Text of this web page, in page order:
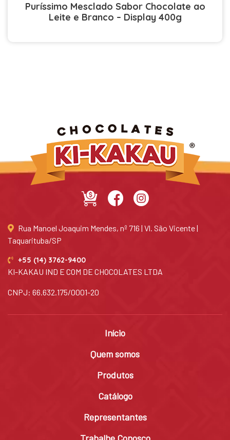
Puríssimo Mesclado Sabor Chocolate ao
Leite e Branco – Display 400g
Rua Manoel Joaquim Mendes, nº 716 | Vl. São Vicente |
Taquarituba/SP
+55 (14) 3762-9400
KI-KAKAU IND E COM DE CHOCOLATES LTDA
CNPJ: 66.632.175/0001-20
Início
Quem somos
Produtos
Catálogo
Representantes